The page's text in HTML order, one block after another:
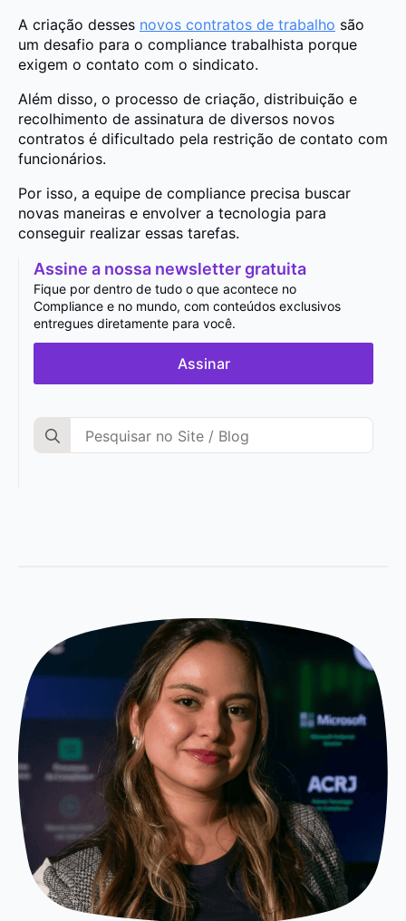
A criação desses novos contratos de trabalho são
um desafio para o compliance trabalhista porque
exigem o contato com o sindicato.
Além disso, o processo de criação, distribuição e
recolhimento de assinatura de diversos novos
contratos é dificultado pela restrição de contato com
funcionários.
Por isso, a equipe de compliance precisa buscar
novas maneiras e envolver a tecnologia para
conseguir realizar essas tarefas.
Assine a nossa newsletter gratuita
Fique por dentro de tudo o que acontece no
Compliance e no mundo, com conteúdos exclusivos
entregues diretamente para você.
Assinar
Search
for: